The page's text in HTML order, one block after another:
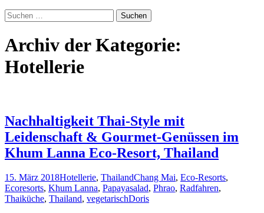
Suchen
nach:
Archiv der Kategorie:
Hotellerie
Nachhaltigkeit Thai-Style mit
Leidenschaft & Gourmet-Genüssen im
Khum Lanna Eco-Resort, Thailand
15. März 2018Hotellerie, ThailandChang Mai, Eco-Resorts,
Ecoresorts, Khum Lanna, Papayasalad, Phrao, Radfahren,
Thaiküche, Thailand, vegetarischDoris